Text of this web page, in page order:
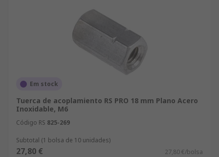
Em stock
Tuerca de acoplamiento RS PRO 18 mm Plano Acero
Inoxidable, M6
Código RS 825-269
Subtotal (1 bolsa de 10 unidades)
27,80 € 27,80 €/bolsa